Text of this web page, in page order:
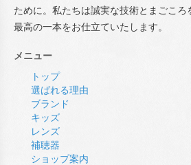
ために。私たちは誠実な技術とまごこ
最高の一本をお仕立ていたします。
メニュー
トップ
選ばれる理由
ブランド
キッズ
レンズ
補聴器
ショップ案内